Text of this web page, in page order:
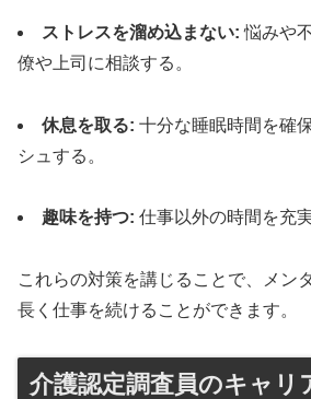
ストレスを溜め込まない: 悩みや
僚や上司に相談する。
休息を取る: 十分な睡眠時間を確
シュする。
趣味を持つ: 仕事以外の時間を充
これらの対策を講じることで、メン
長く仕事を続けることができます。
介護認定調査員のキャリ